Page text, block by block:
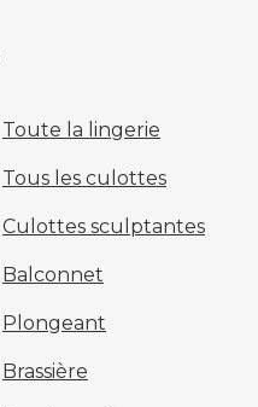
Toute la lingerie
Tous les culottes
Culottes sculptantes
Balconnet
Plongeant
Brassière